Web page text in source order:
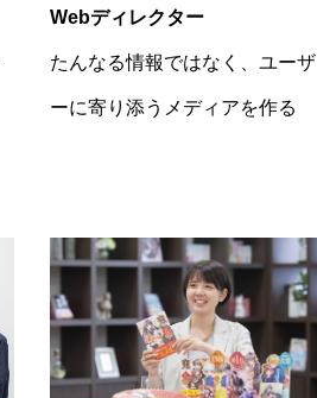
Webディレクター
たんなる情報ではなく、ユーザ
ーに寄り添うメディアを作る